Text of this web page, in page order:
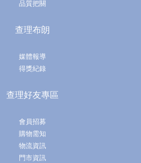
品質把關
查理布朗
媒體報導
得獎紀錄
查理好友專區
會員招募
購物需知
物流資訊
門市資訊